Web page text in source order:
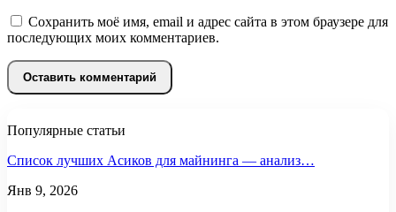
Сохранить моё имя, email и адрес сайта в этом браузере для
последующих моих комментариев.
Популярные статьи
Список лучших Асиков для майнинга — анализ…
Янв 9, 2026